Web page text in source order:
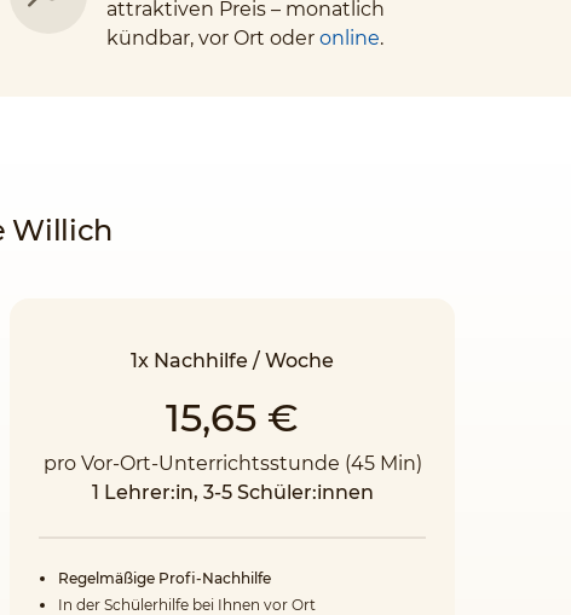
attraktiven Preis – monatlich
kündbar, vor Ort oder online.
Willich
1x Nachhilfe / Woche
15,65 €
pro Vor-Ort-Unterrichtsstunde (45 Min)
1 Lehrer:in, 3-5 Schüler:innen
Regelmäßige Profi-Nachhilfe
In der Schülerhilfe bei Ihnen vor Ort